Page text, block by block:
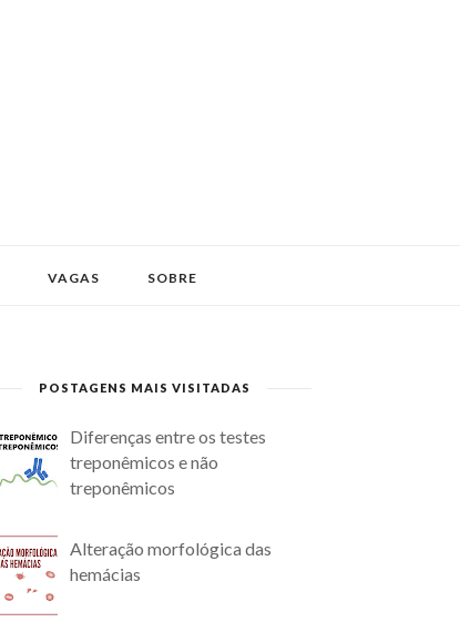
VAGAS SOBRE
POSTAGENS MAIS VISITADAS
Diferenças entre os testes
treponêmicos e não
treponêmicos
Alteração morfológica das
hemácias